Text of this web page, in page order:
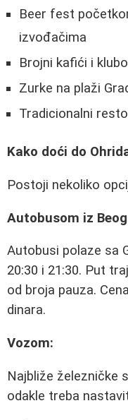
Beer fest
izvođačima
Brojni kafići i
Zurke na plaži
Tradicionalni
Kako doći do
Postoji nekoliko
Autobusom iz
Autobusi polaze sa
20:30 i 21:30. Put
od broja pauza.
dinara.
Vozom:
Najbliže železničke
odakle treba